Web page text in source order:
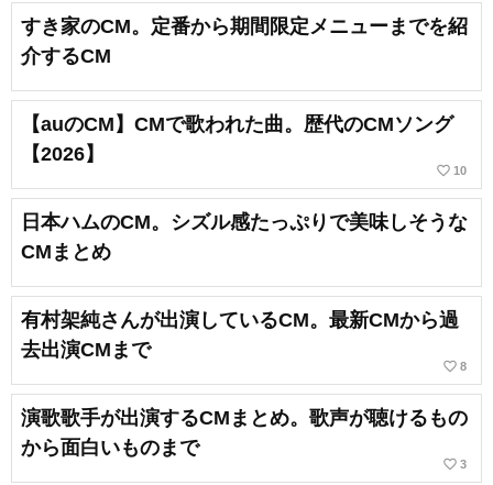
すき家のCM。定番から期間限定メニューまでを紹
介するCM
【auのCM】CMで歌われた曲。歴代のCMソング
【2026】
favorite_border 10
日本ハムのCM。シズル感たっぷりで美味しそうな
CMまとめ
有村架純さんが出演しているCM。最新CMから過
去出演CMまで
favorite_border 8
演歌歌手が出演するCMまとめ。歌声が聴けるもの
から面白いものまで
favorite_border 3